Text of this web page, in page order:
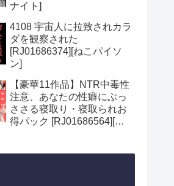
ナイト]
4108 宇宙人に拉致されカラ
ダを観察された
[RJ01686374][ねこパイソ
ン]
【豪華11作品】NTR中毒性
注意、あなたの性癖にぶっ
ささる寝取り・寝取られお
得パック [RJ01686564][女